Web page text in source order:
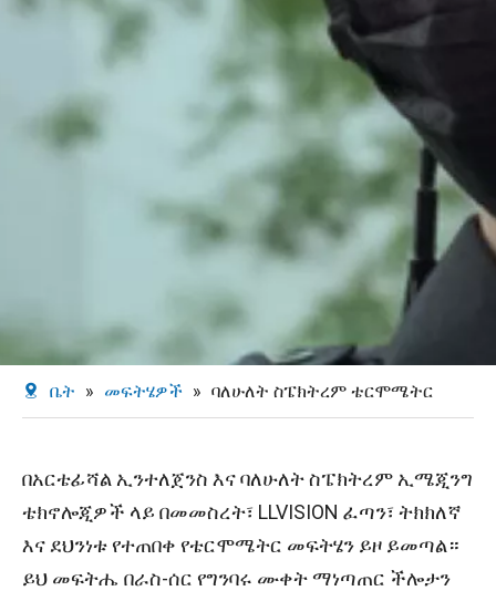
ቤት » መፍትሄዎች » ባለሁለት ስፔክትረም ቴርሞሜትር
በአርቴፊሻል ኢንተለጀንስ እና ባለሁለት ስፔክትረም ኢሜጂንግ
ቴክኖሎጂዎች ላይ በመመስረት፣ LLVISION ፈጣን፣ ትክክለኛ
እና ደህንነቱ የተጠበቀ የቴርሞሜትር መፍትሄን ይዞ ይመጣል።
ይህ መፍትሔ በራስ-ሰር የግንባሩ ሙቀት ማነጣጠር ችሎታን